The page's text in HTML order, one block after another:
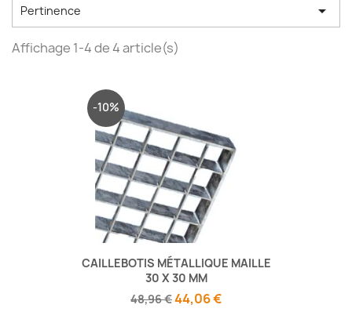
Pertinence 
Affichage 1-4 de 4 article(s)
CAILLEBOTIS MÉTALLIQUE MAILLE
30 X 30 MM
48,96 €44,06 €
-10%